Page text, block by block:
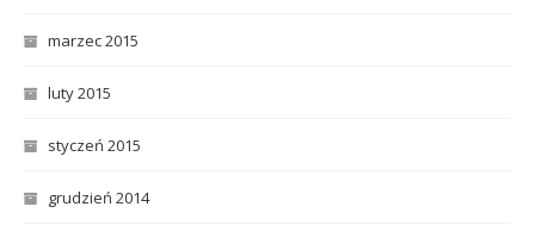
marzec 2015
luty 2015
styczeń 2015
grudzień 2014